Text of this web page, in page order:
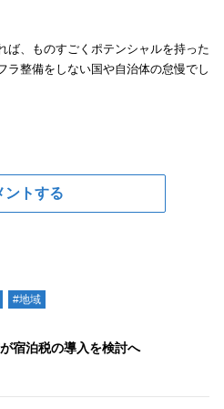
ば、ものすごくポテンシャルを持った
ラ整備をしない国や自治体の怠慢でし
ントする
#地域
宿泊税の導入を検討へ